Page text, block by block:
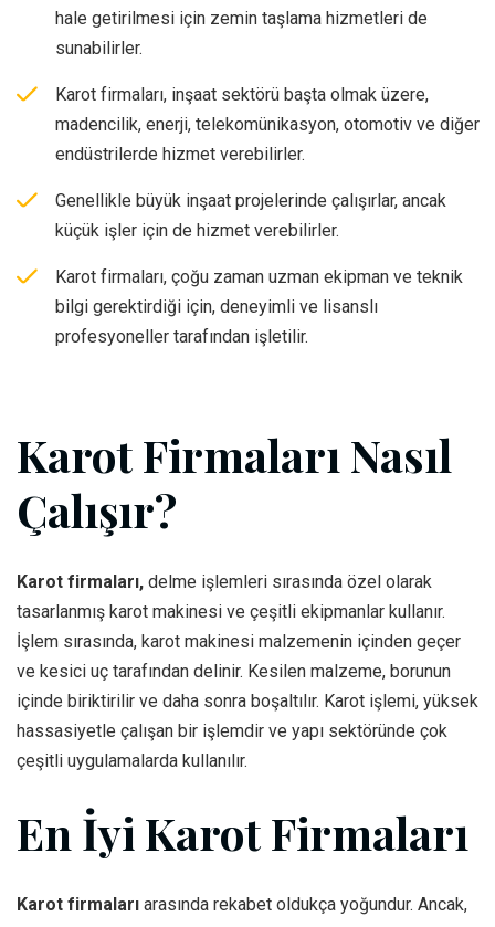
hale getirilmesi için zemin taşlama hizmetleri de
sunabilirler.
Karot firmaları, inşaat sektörü başta olmak üzere,
madencilik, enerji, telekomünikasyon, otomotiv ve diğer
endüstrilerde hizmet verebilirler.
Genellikle büyük inşaat projelerinde çalışırlar, ancak
küçük işler için de hizmet verebilirler.
Karot firmaları, çoğu zaman uzman ekipman ve teknik
bilgi gerektirdiği için, deneyimli ve lisanslı
profesyoneller tarafından işletilir.
Karot Firmaları Nasıl
Çalışır?
Karot firmaları, delme işlemleri sırasında özel olarak
tasarlanmış karot makinesi ve çeşitli ekipmanlar kullanır.
İşlem sırasında, karot makinesi malzemenin içinden geçer
ve kesici uç tarafından delinir. Kesilen malzeme, borunun
içinde biriktirilir ve daha sonra boşaltılır. Karot işlemi, yüksek
hassasiyetle çalışan bir işlemdir ve yapı sektöründe çok
çeşitli uygulamalarda kullanılır.
En İyi Karot Firmaları
Karot firmaları arasında rekabet oldukça yoğundur. Ancak,